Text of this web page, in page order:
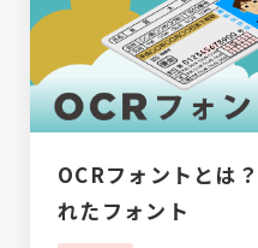
OCRフォントとは
れたフォント